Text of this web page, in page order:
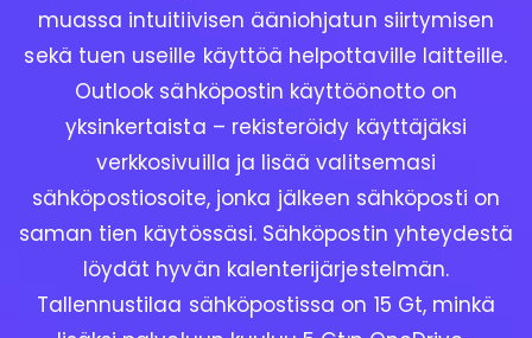
muassa intuitiivisen ääniohjatun siirtymisen
sekä tuen useille käyttöä helpottaville laitteille.
Outlook sähköpostin käyttöönotto on
yksinkertaista – rekisteröidy käyttäjäksi
verkkosivuilla ja lisää valitsemasi
sähköpostiosoite, jonka jälkeen sähköposti on
saman tien käytössäsi. Sähköpostin yhteydestä
löydät hyvän kalenterijärjestelmän.
Tallennustilaa sähköpostissa on 15 Gt, minkä